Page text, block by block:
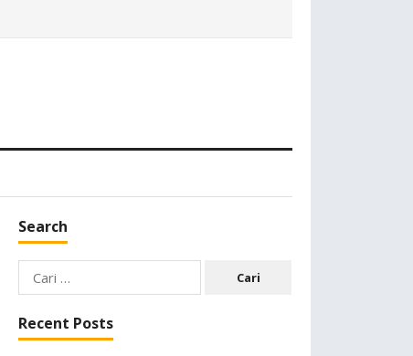
Search
Cari
untuk:
Recent Posts